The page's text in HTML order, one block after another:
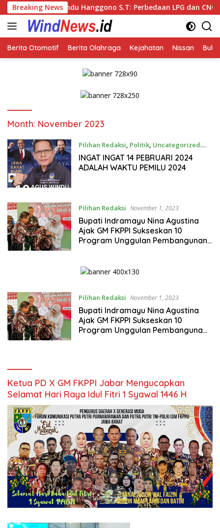
Skip
to
content
Breaking News
Windu Hanggono S.T: Perbedaan LPG dan CNG yang Kini
Berita Otomotif Berita Olahraga Kejahatan Nissan
Month: November 2023
Pilihan Redaksi Politik, Uncategorized
November 29, 2023
INGAT INGAT 14 PEBRUARI 2024
ADALAH WAKTU PEMILU 2024
Pilihan Redaksi November 1, 2023
Bupati Indramayu Nina Agustina
Ajak GM FKPPI Sukseskan 10
Program Unggulan Pembangunan
Pilihan Redaksi November 1, 2023
Bupati Indramayu Nina Agustina
Ajak GM FKPPI Sukseskan 10
Program Unggulan Pembanguna
Ketua PD X GM FKPPI Jabar Mengucapkan
Selamat Hari Raya Idul Fitri 1 Syawal 1446 H